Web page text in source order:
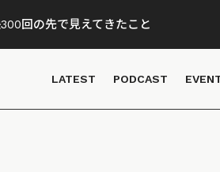
回の先で見えてきたこと
LATEST PODCAST